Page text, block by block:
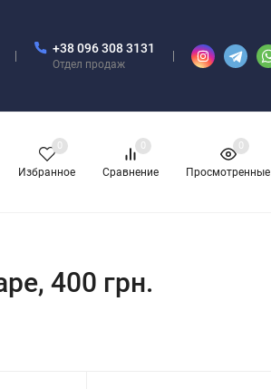
+38 096 308 3131
Отдел продаж
Избранное
0
Сравнение
0
Просмотренные
0
400 грн.